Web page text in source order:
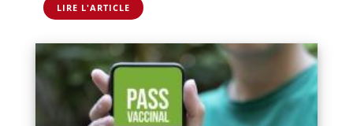
LIRE L'ARTICLE